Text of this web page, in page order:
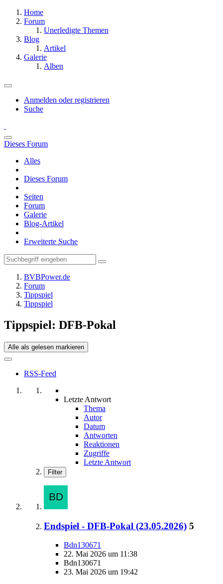
Home
Forum
Unerledigte Themen
Blog
Artikel
Galerie
Alben
Anmelden oder registrieren
Suche
Dieses Forum
Alles
Dieses Forum
Seiten
Forum
Galerie
Blog-Artikel
Erweiterte Suche
BVBPower.de
Forum
Tippspiel
Tippspiel
Tippspiel: DFB-Pokal
Alle als gelesen markieren
RSS-Feed
Letzte Antwort
Thema
Autor
Datum
Antworten
Reaktionen
Zugriffe
Letzte Antwort
Filter
Endspiel - DFB-Pokal (23.05.2026) 5
Bdn130671
22. Mai 2026 um 11:38
Bdn130671
23. Mai 2026 um 19:42